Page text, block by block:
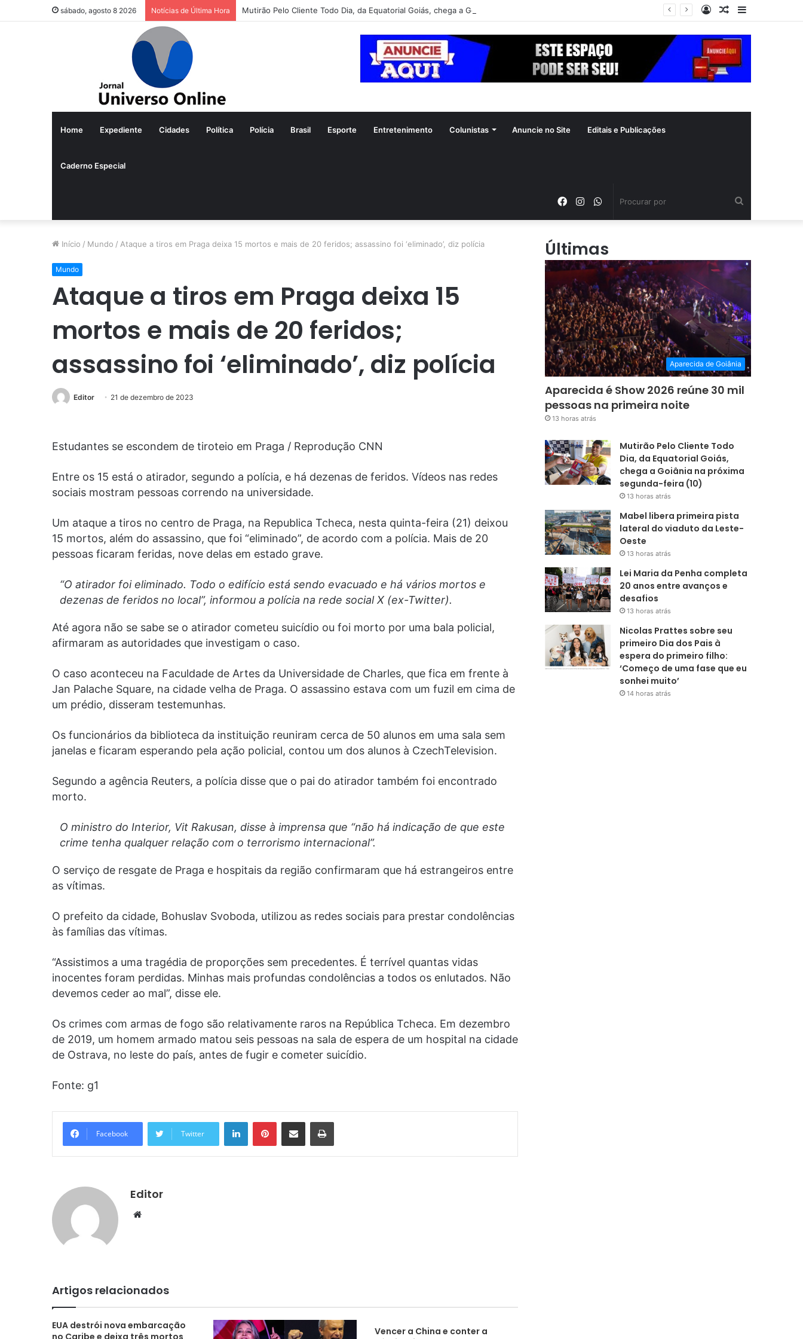
sábado, agosto 8 2026 Notícias de Última Hora Mutirão Pelo Cliente Todo Dia, da Equatorial Goiás, chega a Goiânia na próxima segunda-feira (10)
Barra
Artigo
Entrar
Home Expediente Cidades Política Polícia Brasil Esporte Entretenimento Colunistas Anuncie no Site Editais e Publicações
Caderno Especial
WhatsApp
Instagram
Facebook
Início / Mundo / Ataque a tiros em Praga deixa 15 mortos e mais de 20 feridos; assassino foi ‘eliminado’, diz polícia
Mundo
Ataque a tiros em Praga deixa 15
mortos e mais de 20 feridos;
assassino foi ‘eliminado’, diz polícia
Editor 21 de dezembro de 2023
Estudantes se escondem de tiroteio em Praga / Reprodução CNN
Entre os 15 está o atirador, segundo a polícia, e há dezenas de feridos. Vídeos nas redes
sociais mostram pessoas correndo na universidade.
Um ataque a tiros no centro de Praga, na Republica Tcheca, nesta quinta-feira (21) deixou
15 mortos, além do assassino, que foi “eliminado”, de acordo com a polícia. Mais de 20
pessoas ficaram feridas, nove delas em estado grave.
“O atirador foi eliminado. Todo o edifício está sendo evacuado e há vários mortos e
dezenas de feridos no local”, informou a polícia na rede social X (ex-Twitter).
Até agora não se sabe se o atirador cometeu suicídio ou foi morto por uma bala policial,
afirmaram as autoridades que investigam o caso.
O caso aconteceu na Faculdade de Artes da Universidade de Charles, que fica em frente à
Jan Palache Square, na cidade velha de Praga. O assassino estava com um fuzil em cima de
um prédio, disseram testemunhas.
Os funcionários da biblioteca da instituição reuniram cerca de 50 alunos em uma sala sem
janelas e ficaram esperando pela ação policial, contou um dos alunos à CzechTelevision.
Segundo a agência Reuters, a polícia disse que o pai do atirador também foi encontrado
morto.
O ministro do Interior, Vit Rakusan, disse à imprensa que “não há indicação de que este
crime tenha qualquer relação com o terrorismo internacional”.
O serviço de resgate de Praga e hospitais da região confirmaram que há estrangeiros entre
as vítimas.
O prefeito da cidade, Bohuslav Svoboda, utilizou as redes sociais para prestar condolências
às famílias das vítimas.
“Assistimos a uma tragédia de proporções sem precedentes. É terrível quantas vidas
inocentes foram perdidas. Minhas mais profundas condolências a todos os enlutados. Não
devemos ceder ao mal”, disse ele.
Os crimes com armas de fogo são relativamente raros na República Tcheca. Em dezembro
de 2019, um homem armado matou seis pessoas na sala de espera de um hospital na cidade
de Ostrava, no leste do país, antes de fugir e cometer suicídio.
Fonte: g1
Facebook Twitter
LinkedinPinterestCompartilhar via e-mail Imprimir
Editor
Website
Artigos relacionados
EUA destrói nova embarcação
no Caribe e deixa três mortos
Vencer a China e conter a
Últimas
Aparecida de Goiânia
Aparecida é Show 2026 reúne 30 mil
pessoas na primeira noite
13 horas atrás
Mutirão Pelo Cliente Todo
Dia, da Equatorial Goiás,
chega a Goiânia na próxima
segunda-feira (10)
13 horas atrás
Mabel libera primeira pista
lateral do viaduto da Leste-
Oeste
13 horas atrás
Lei Maria da Penha completa
20 anos entre avanços e
desafios
13 horas atrás
Nicolas Prattes sobre seu
primeiro Dia dos Pais à
espera do primeiro filho:
‘Começo de uma fase que eu
sonhei muito’
14 horas atrás